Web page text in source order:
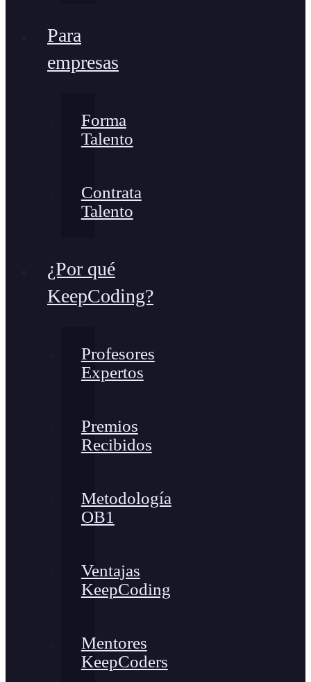
Para
empresas
Forma
Talento
Contrata
Talento
¿Por qué
KeepCoding?
Profesores
Expertos
Premios
Recibidos
Metodología
OB1
Ventajas
KeepCoding
Mentores
KeepCoders